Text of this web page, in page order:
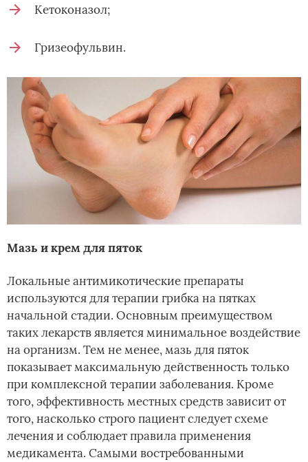
Кетоконазол;
Гризеофульвин.
Мазь и крем для пяток
Локальные антимикотические препараты
используются для терапии грибка на пятках
начальной стадии. Основным преимуществом
таких лекарств является минимальное воздействие
на организм. Тем не менее, мазь для пяток
показывает максимальную действенность только
при комплексной терапии заболевания. Кроме
того, эффективность местных средств зависит от
того, насколько строго пациент следует схеме
лечения и соблюдает правила применения
медикамента. Самыми востребованными